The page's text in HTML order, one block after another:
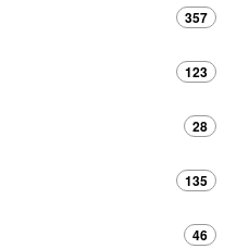
357
123
28
135
46